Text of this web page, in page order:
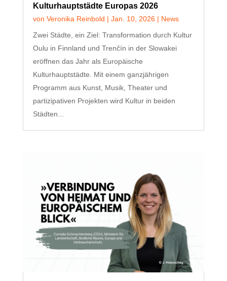
Kulturhauptstädte Europas 2026
von Veronika Reinbold | Jan. 10, 2026| News
Zwei Städte, ein Ziel: Transformation durch Kultur
Oulu in Finnland und Trenčín in der Slowakei
eröffnen das Jahr als Europäische
Kulturhauptstädte. Mit einem ganzjährigen
Programm aus Kunst, Musik, Theater und
partizipativen Projekten wird Kultur in beiden
Städten...